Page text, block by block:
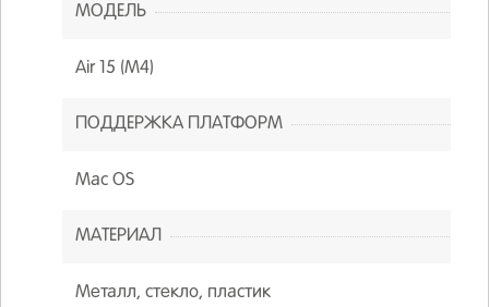
МОДЕЛЬ
Air 15 (M4)
ПОДДЕРЖКА ПЛАТФОРМ
Mac OS
МАТЕРИАЛ
Металл, стекло, пластик